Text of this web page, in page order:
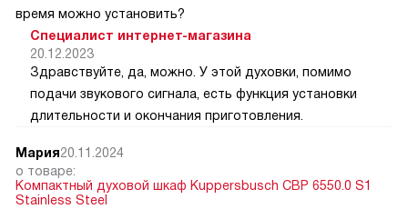
время можно установить?
Специалист интернет-магазина
20.12.2023
Здравствуйте, да, можно. У этой духовки, помимо
подачи звукового сигнала, есть функция установки
длительности и окончания приготовления.
Мария20.11.2024
о товаре:
Компактный духовой шкаф Kuppersbusch CBP 6550.0 S1
Stainless Steel